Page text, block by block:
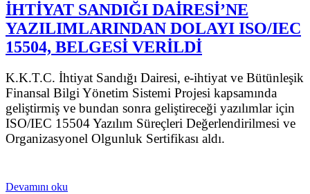
İHTİYAT SANDIĞI DAİRESİ’NE
YAZILIMLARINDAN DOLAYI ISO/IEC
15504, BELGESİ VERİLDİ
K.K.T.C. İhtiyat Sandığı Dairesi, e-ihtiyat ve Bütünleşik
Finansal Bilgi Yönetim Sistemi Projesi kapsamında
geliştirmiş ve bundan sonra geliştireceği yazılımlar için
ISO/IEC 15504 Yazılım Süreçleri Değerlendirilmesi ve
Organizasyonel Olgunluk Sertifikası aldı.
Devamını oku